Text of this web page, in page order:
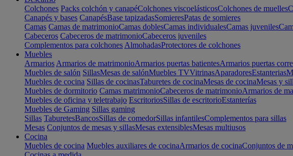
Colchones Packs colchón y canapéColchones viscoelásticosColchones de muelles
Canapés y bases CanapésBase tapizadasSomieresPatas de somieres
Camas Camas de matrimonioCamas doblesCamas individualesCamas juveniles
Cabeceros Cabeceros de matrimonioCabeceros juveniles
Complementos para colchones AlmohadasProtectores de colchones
Muebles
Armarios Armarios de matrimonioArmarios puertas batientesArmarios puertas
Muebles de salón SillasMesas de salónMuebles TVVitrinasAparadoresEstanterias
Muebles de cocina Sillas de cocinasTaburetes de cocinaMesas de cocinaMesas y
Muebles de dormitorio Camas matrimonioCabeceros de matrimonioArmarios de
Muebles de oficina y teletrabajo EscritoriosSillas de escritorioEstanterías
Muebles de Gaming Sillas gaming
Sillas TaburetesBancosSillas de comedorSillas infantilesComplementos para sillas
Mesas Conjuntos de mesas y sillasMesas extensiblesMesas multiusos
Cocina
Muebles de cocina Muebles auxiliares de cocinaArmarios de cocinaConjuntos de